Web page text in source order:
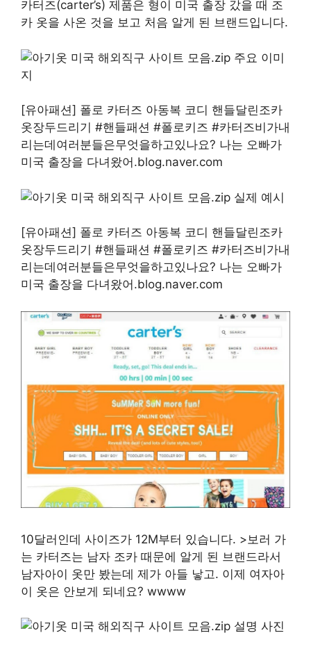
카터즈(carter’s) 제품은 형이 미국 출장 갔을 때 조
카 옷을 사온 것을 보고 처음 알게 된 브랜드입니다.
[유아패션] 폴로 카터즈 아동복 코디 핸들달린조카
옷장두드리기 #핸들패션 #폴로키즈 #카터즈비가내
리는데여러분들은무엇을하고있나요? 나는 오빠가
미국 출장을 다녀왔어.blog.naver.com
[유아패션] 폴로 카터즈 아동복 코디 핸들달린조카
옷장두드리기 #핸들패션 #폴로키즈 #카터즈비가내
리는데여러분들은무엇을하고있나요? 나는 오빠가
미국 출장을 다녀왔어.blog.naver.com
10달러인데 사이즈가 12M부터 있습니다. >보러 가
는 카터즈는 남자 조카 때문에 알게 된 브랜드라서
남자아이 옷만 봤는데 제가 아들 낳고. 이제 여자아
이 옷은 안보게 되네요? wwww